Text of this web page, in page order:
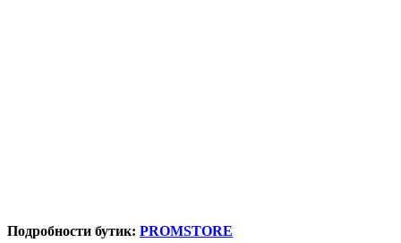
Подробности бутик: PROMSTORE